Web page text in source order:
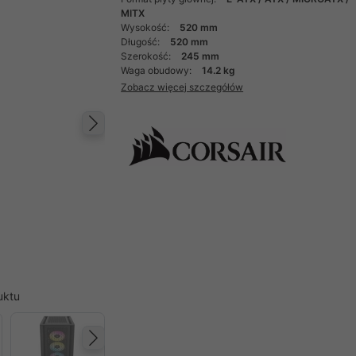
Następny
MITX
Wysokość:
520 mm
Długość:
520 mm
Szerokość:
245 mm
Waga obudowy:
14.2 kg
Zobacz więcej szczegółów